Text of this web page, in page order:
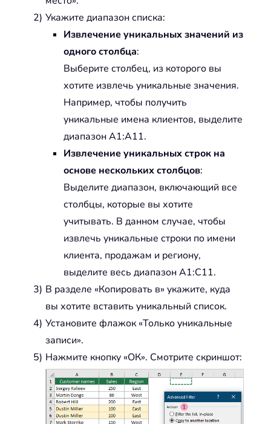
Укажите диапазон списка:
Извлечение уникальных значений из
одного столбца:
Выберите столбец, из которого вы
хотите извлечь уникальные значения.
Например, чтобы получить
уникальные имена клиентов, выделите
диапазон A1:A11.
Извлечение уникальных строк на
основе нескольких столбцов:
Выделите диапазон, включающий все
столбцы, которые вы хотите
учитывать. В данном случае, чтобы
извлечь уникальные строки по имени
клиента, продажам и региону,
выделите весь диапазон A1:C11.
В разделе «Копировать в» укажите, куда
вы хотите вставить уникальный список.
Установите флажок «Только уникальные
записи».
Нажмите кнопку «ОК». Смотрите скриншот: